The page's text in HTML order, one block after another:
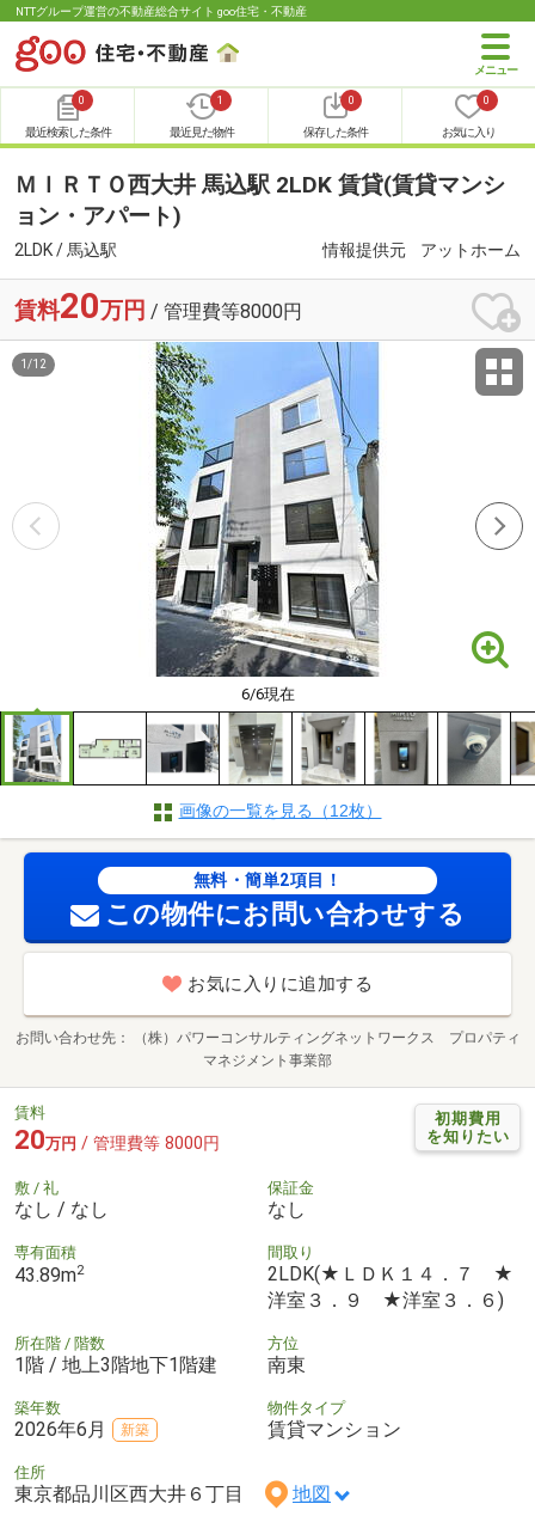
NTTグループ運営の不動産総合サイト goo住宅・不動産
0
最近検索した条件
1
最近見た物件
0
保存した条件
0
お気に入り
ＭＩＲＴＯ西大井 馬込駅 2LDK 賃貸(賃貸マンシ
ョン・アパート)
2LDK / 馬込駅 情報提供元 アットホーム
賃料20万円 / 管理費等8000円
6/6現在
1 /12
画像の一覧を見る（12枚）
無料・簡単2項目！
この物件にお問い合わせする
お気に入りに追加する
お問い合わせ先
（株）パワーコンサルティングネットワークス プロパティ
マネジメント事業部
初期費用
を知りたい
賃料
20万円 / 管理費等 8000円
敷 / 礼
なし / なし
保証金
なし
専有面積
43.89m2
間取り
2LDK(★ＬＤＫ１４．７ ★
洋室３．９ ★洋室３．６)
所在階 / 階数
1階 / 地上3階地下1階建
方位
南東
築年数
2026年6月 新築
物件タイプ
賃貸マンション
住所
東京都品川区西大井６丁目 地図